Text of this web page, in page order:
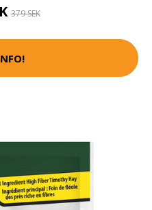
379 SEK